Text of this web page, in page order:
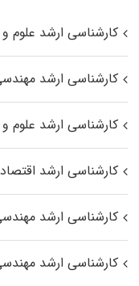
کارشناسی ارشد علوم
کارشناسی ارشد
کارشناسی ارشد علوم
کارشناسی ارشد
کارشناسی ارشد
کارشناسی ارشد